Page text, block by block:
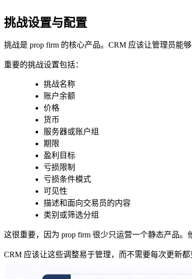
挑战设置与配置
挑战是 prop firm 的核心产品。CRM 应该让管理员能
重要的挑战设置包括：
挑战名称
账户余额
价格
货币
服务器或账户组
期限
盈利目标
亏损限制
亏损条件模式
可见性
描述和面向交易员的内容
类别或筛选分组
这很重要，因为 prop firm 很少只运营一个静态产品
CRM 应该让这些调整易于管理，而不需要每次更新都